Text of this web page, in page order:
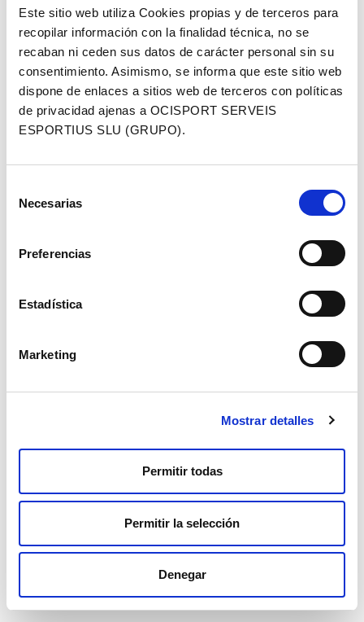
Este sitio web utiliza Cookies propias y de terceros para
recopilar información con la finalidad técnica, no se
recaban ni ceden sus datos de carácter personal sin su
consentimiento. Asimismo, se informa que este sitio web
dispone de enlaces a sitios web de terceros con políticas
de privacidad ajenas a OCISPORT SERVEIS
ESPORTIUS SLU (GRUPO).
Necesarias
Preferencias
Estadística
Marketing
Mostrar detalles
Permitir todas
Permitir la selección
Denegar
SPONSOR CCI
SPONSORS MARATHON BTT